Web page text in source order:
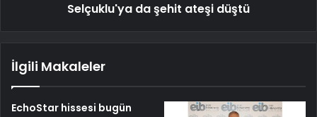
Selçuklu'ya da şehit ateşi düştü
İlgili Makaleler
EchoStar hissesi bugün